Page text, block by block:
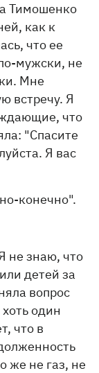
Тимошенко
как к
что ее
мужски, не
Мне
встречу. Я
что
"Спасите
Я вас
конечно".
не знаю, что
детей за
вопрос
один
что в
же не газ, не